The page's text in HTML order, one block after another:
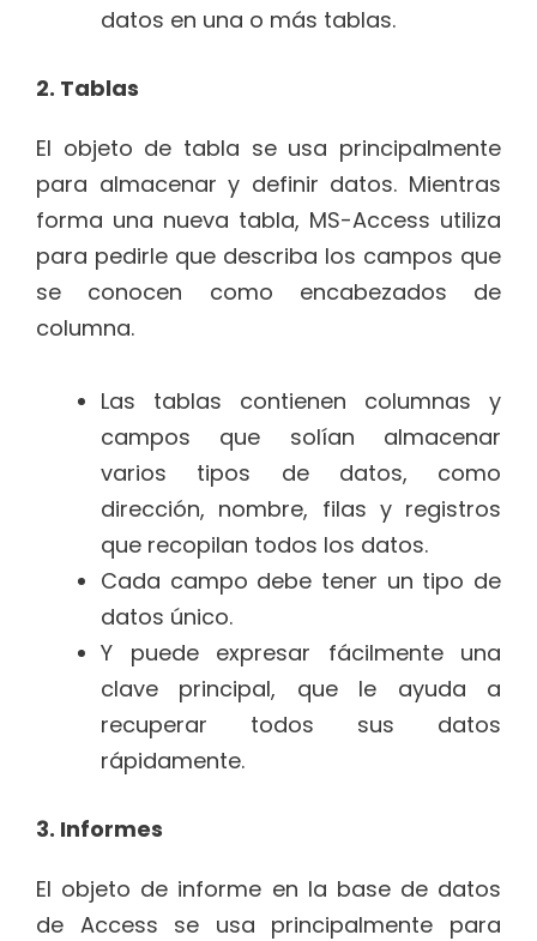
datos en una o más tablas.
2. Tablas
El objeto de tabla se usa principalmente
para almacenar y definir datos. Mientras
forma una nueva tabla, MS-Access utiliza
para pedirle que describa los campos que
se conocen como encabezados de
columna.
Las tablas contienen columnas y
campos que solían almacenar
varios tipos de datos, como
dirección, nombre, filas y registros
que recopilan todos los datos.
Cada campo debe tener un tipo de
datos único.
Y puede expresar fácilmente una
clave principal, que le ayuda a
recuperar todos sus datos
rápidamente.
3. Informes
El objeto de informe en la base de datos
de Access se usa principalmente para